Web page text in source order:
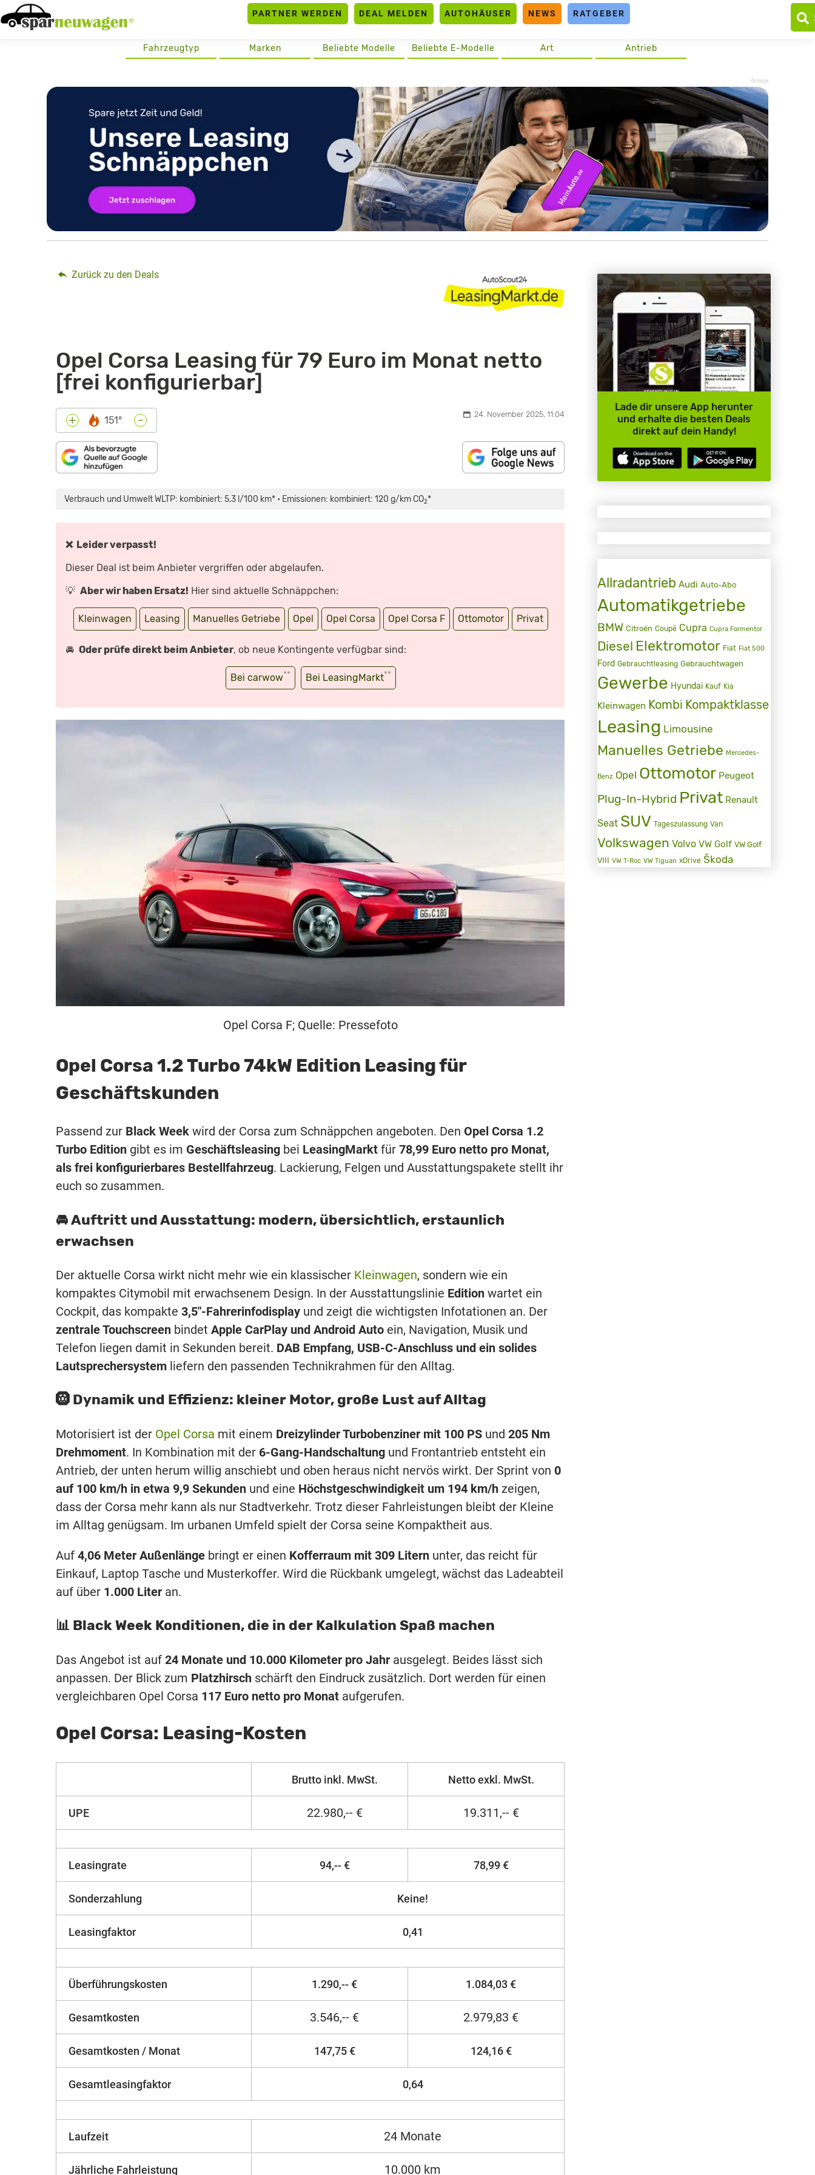
Skip
to
PARTNER WERDEN DEAL MELDEN AUTOHÄUSER NEWS RATGEBER
Antrieb
Art
Beliebte E-Modelle
Beliebte Modelle
Marken
Fahrzeugtyp
Anzeige
Zurück zu den Deals
Opel Corsa Leasing für 79 Euro im Monat netto
[frei konfigurierbar]
+ 151° - 24. November 2025, 11:04
Verbrauch und Umwelt WLTP: kombiniert: 5,3 l/100 km* • Emissionen: kombiniert: 120 g/km CO2*
❌ Leider verpasst!
Dieser Deal ist beim Anbieter vergriffen oder abgelaufen.
💡 Aber wir haben Ersatz! Hier sind aktuelle Schnäppchen:
Kleinwagen Leasing Manuelles Getriebe Opel Opel Corsa Opel Corsa F Ottomotor Privat
🚘 Oder prüfe direkt beim Anbieter, ob neue Kontingente verfügbar sind:
Bei carwow** Bei LeasingMarkt**
Opel Corsa F; Quelle: Pressefoto
Opel Corsa 1.2 Turbo 74kW Edition Leasing für
Geschäftskunden
Passend zur Black Week wird der Corsa zum Schnäppchen angeboten. Den Opel Corsa 1.2
Turbo Edition gibt es im Geschäftsleasing bei LeasingMarkt für 78,99 Euro netto pro Monat,
als frei konfigurierbares Bestellfahrzeug. Lackierung, Felgen und Ausstattungspakete stellt ihr
euch so zusammen.
🚘 Auftritt und Ausstattung: modern, übersichtlich, erstaunlich
erwachsen
Der aktuelle Corsa wirkt nicht mehr wie ein klassischer Kleinwagen, sondern wie ein
kompaktes Citymobil mit erwachsenem Design. In der Ausstattungslinie Edition wartet ein
Cockpit, das kompakte 3,5″-Fahrerinfodisplay und zeigt die wichtigsten Infotationen an. Der
zentrale Touchscreen bindet Apple CarPlay und Android Auto ein, Navigation, Musik und
Telefon liegen damit in Sekunden bereit. DAB Empfang, USB-C-Anschluss und ein solides
Lautsprechersystem liefern den passenden Technikrahmen für den Alltag.
🛞 Dynamik und Effizienz: kleiner Motor, große Lust auf Alltag
Motorisiert ist der Opel Corsa mit einem Dreizylinder Turbobenziner mit 100 PS und 205 Nm
Drehmoment. In Kombination mit der 6-Gang-Handschaltung und Frontantrieb entsteht ein
Antrieb, der unten herum willig anschiebt und oben heraus nicht nervös wirkt. Der Sprint von 0
auf 100 km/h in etwa 9,9 Sekunden und eine Höchstgeschwindigkeit um 194 km/h zeigen,
dass der Corsa mehr kann als nur Stadtverkehr. Trotz dieser Fahrleistungen bleibt der Kleine
im Alltag genügsam. Im urbanen Umfeld spielt der Corsa seine Kompaktheit aus.
Auf 4,06 Meter Außenlänge bringt er einen Kofferraum mit 309 Litern unter, das reicht für
Einkauf, Laptop Tasche und Musterkoffer. Wird die Rückbank umgelegt, wächst das Ladeabteil
auf über 1.000 Liter an.
📊 Black Week Konditionen, die in der Kalkulation Spaß machen
Das Angebot ist auf 24 Monate und 10.000 Kilometer pro Jahr ausgelegt. Beides lässt sich
anpassen. Der Blick zum Platzhirsch schärft den Eindruck zusätzlich. Dort werden für einen
vergleichbaren Opel Corsa 117 Euro netto pro Monat aufgerufen.
Opel Corsa: Leasing-Kosten
Brutto inkl. MwSt. Netto exkl. MwSt.
UPE 22.980,-- € 19.311,-- €
Leasingrate 94,-- € 78,99 €
Sonderzahlung Keine!
Leasingfaktor 0,41
Überführungskosten 1.290,-- € 1.084,03 €
Gesamtkosten 3.546,-- € 2.979,83 €
Gesamtkosten / Monat 147,75 € 124,16 €
Gesamtleasingfaktor 0,64
Laufzeit 24 Monate
Jährliche Fahrleistung 10.000 km
1.2
KANN
AUTO
MOTOR
SPORT“
ANZEIGEN
Lade dir unsere App herunter
und erhalte die besten Deals
direkt auf dein Handy!
Allradantrieb Audi Auto-Abo
Automatikgetriebe
BMW Citroën Coupé Cupra Cupra Formentor
Diesel Elektromotor Fiat Fiat 500
Ford Gebrauchtleasing Gebrauchtwagen
Gewerbe Hyundai Kauf Kia
Kleinwagen Kombi Kompaktklasse
Leasing Limousine
Manuelles Getriebe Mercedes-
Benz Opel Ottomotor Peugeot
Plug-In-Hybrid Privat Renault
Seat SUV Tageszulassung Van
Volkswagen Volvo VW Golf VW Golf
VIII VW T-Roc VW Tiguan xDrive Škoda